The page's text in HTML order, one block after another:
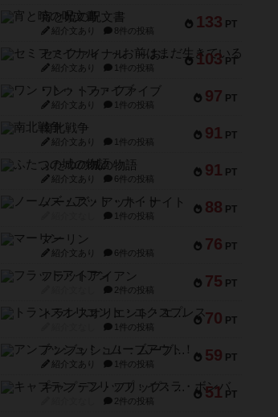
133 PT
宵と暁の呪文書
紹介文あり 8件の投稿
103 PT
セミファイナル ～お前はまだ生きている～
紹介文あり 1件の投稿
97 PT
ワン・トゥ・ファイブ
紹介文あり 1件の投稿
91 PT
南北戦争
紹介文あり 1件の投稿
91 PT
ふたつの城の物語
紹介文あり 6件の投稿
88 PT
ノームズ・アット・ナイト
1件の投稿
76 PT
マーリン
紹介文あり 6件の投稿
75 PT
フラットアイアン
2件の投稿
70 PT
トランスオリエント・エクスプレス
1件の投稿
59 PT
アンブッシュ！：ムーブアウト！
紹介文あり 1件の投稿
51 PT
キャプテン・フリップ：イスラ・ボンバ
2件の投稿